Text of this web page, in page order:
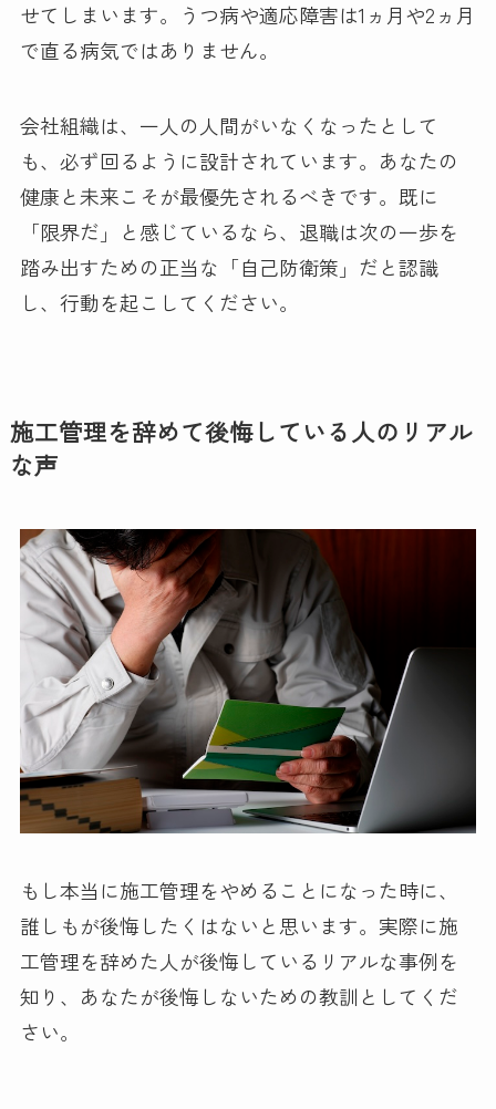
せてしまいます。うつ病や適応障害は1ヵ月や2ヵ月
で直る病気ではありません。
会社組織は、一人の人間がいなくなったとして
も、必ず回るように設計されています。あなたの
健康と未来こそが最優先されるべきです。既に
「限界だ」と感じているなら、退職は次の一歩を
踏み出すための正当な「自己防衛策」だと認識
し、行動を起こしてください。
施工管理を辞めて後悔している人のリアル
な声
もし本当に施工管理をやめることになった時に、
誰しもが後悔したくはないと思います。実際に施
工管理を辞めた人が後悔しているリアルな事例を
知り、あなたが後悔しないための教訓としてくだ
さい。